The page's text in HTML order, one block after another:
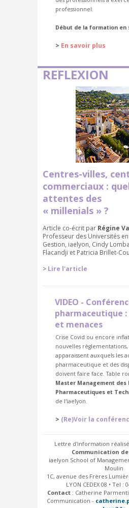
professionnel.
Début de la formation en
> En savoir plus
REFLEXION
Centres-villes,
commerciaux :
attentes des
« millenials » ?
Article co-écrit par Régine
Professeur des Universités
Gestion, iaelyon, Cindy
Flacandji et Patricia Brillet-
> Lire l'article
VIDEO -
pharmaceutique
et menaces
Crise Covid ou encore
nouvelles
apparaissent auxquels les
pharmaceutique et des
doivent faire face. Table
Master Management des
Pharmaceutiques et
de l'iaelyon.
> (Re)Voir la
Lettre d'information
Communication
iaelyon School of
Moulin
1C, avenue des Frères
LYON CEDEX 08 • Tel :
Contact : Catherine
Communication -